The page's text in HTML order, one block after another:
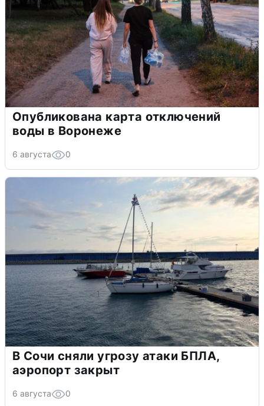
Опубликована карта отключений
воды в Воронеже
6 августа 0
В Сочи сняли угрозу атаки БПЛА,
аэропорт закрыт
6 августа 0